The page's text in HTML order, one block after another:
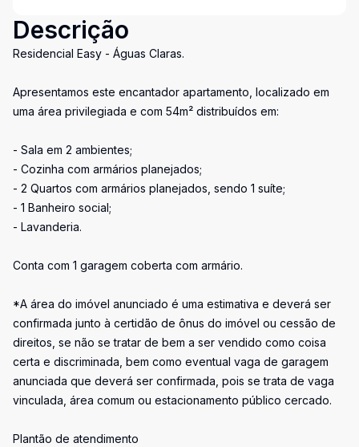
Descrição
Residencial Easy - Águas Claras.
Apresentamos este encantador apartamento, localizado em
uma área privilegiada e com 54m² distribuídos em:
- Sala em 2 ambientes;
- Cozinha com armários planejados;
- 2 Quartos com armários planejados, sendo 1 suíte;
- 1 Banheiro social;
- Lavanderia.
Conta com 1 garagem coberta com armário.
*A área do imóvel anunciado é uma estimativa e deverá ser
confirmada junto à certidão de ônus do imóvel ou cessão de
direitos, se não se tratar de bem a ser vendido como coisa
certa e discriminada, bem como eventual vaga de garagem
anunciada que deverá ser confirmada, pois se trata de vaga
vinculada, área comum ou estacionamento público cercado.
Plantão de atendimento